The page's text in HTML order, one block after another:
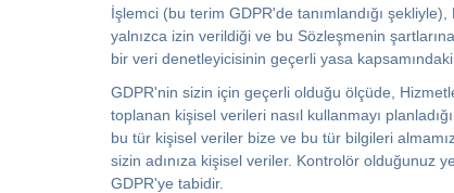
İşlemci (bu terim GDPR'de tanımlandığı
yalnızca izin verildiği ve bu Sözleşmenin
bir veri denetleyicisinin geçerli yasa
GDPR'nin sizin için geçerli olduğu ölçüde,
toplanan kişisel verileri nasıl kullanmayı
bu tür kişisel veriler bize ve bu tür bilgileri
sizin adınıza kişisel veriler. Kontrolör olduğunuz
GDPR'ye tabidir.